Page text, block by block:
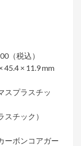
（税込）
45.4 × 11.9 mm
スプラスチッ
チック）
ーボンコアガー